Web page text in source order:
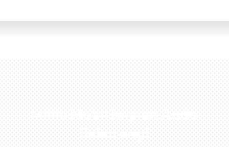
Miliki Mobil Impian Anda
Sekarang!